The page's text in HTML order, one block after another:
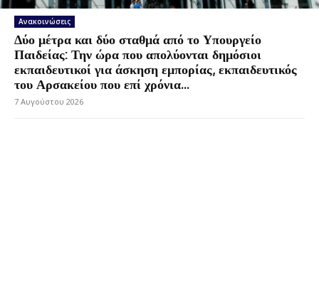
Ανακοινώσεις
Δύο μέτρα και δύο σταθμά από το Υπουργείο
Παιδείας: Την ώρα που απολύονται δημόσιοι
εκπαιδευτικοί για άσκηση εμπορίας, εκπαιδευτικός
του Αρσακείου που επί χρόνια...
7 Αυγούστου 2026